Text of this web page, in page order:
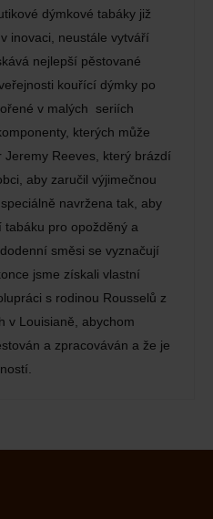
dýmkové tabáky již
inovaci, neustále vytváří
nejlepší pěstované
kouřící dýmky po
v malých seriích
kterých může
Reeves, který brázdí
aby zaručil výjimečnou
navržena tak, aby
pro opožděný a
směsi se vyznačují
jsme získali vlastní
s rodinou Rousselů z
v Louisianě, abychom
a zpracováván a že je